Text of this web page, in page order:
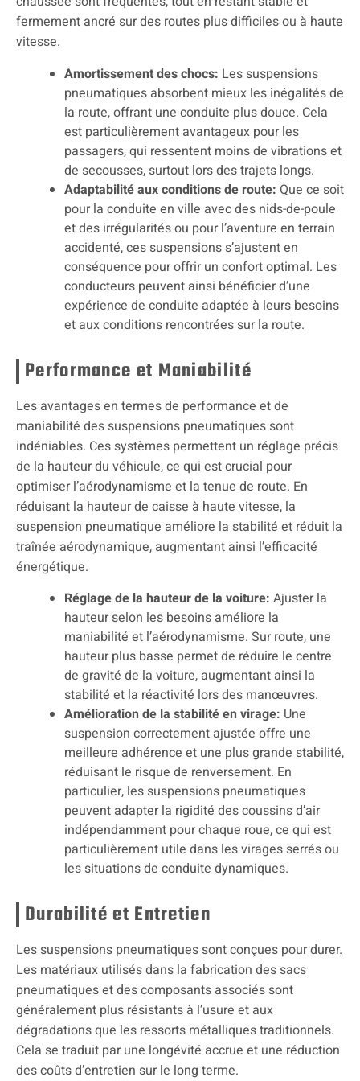
fermement ancré sur des routes plus difficiles ou à haute
vitesse.
Amortissement des chocs: Les suspensions
pneumatiques absorbent mieux les inégalités de
la route, offrant une conduite plus douce. Cela
est particulièrement avantageux pour les
passagers, qui ressentent moins de vibrations et
de secousses, surtout lors des trajets longs.
Adaptabilité aux conditions de route: Que ce soit
pour la conduite en ville avec des nids-de-poule
et des irrégularités ou pour l’aventure en terrain
accidenté, ces suspensions s’ajustent en
conséquence pour offrir un confort optimal. Les
conducteurs peuvent ainsi bénéficier d’une
expérience de conduite adaptée à leurs besoins
et aux conditions rencontrées sur la route.
Performance et Maniabilité
Les avantages en termes de performance et de
maniabilité des suspensions pneumatiques sont
indéniables. Ces systèmes permettent un réglage précis
de la hauteur du véhicule, ce qui est crucial pour
optimiser l’aérodynamisme et la tenue de route. En
réduisant la hauteur de caisse à haute vitesse, la
suspension pneumatique améliore la stabilité et réduit la
traînée aérodynamique, augmentant ainsi l’efficacité
énergétique.
Réglage de la hauteur de la voiture: Ajuster la
hauteur selon les besoins améliore la
maniabilité et l’aérodynamisme. Sur route, une
hauteur plus basse permet de réduire le centre
de gravité de la voiture, augmentant ainsi la
stabilité et la réactivité lors des manœuvres.
Amélioration de la stabilité en virage: Une
suspension correctement ajustée offre une
meilleure adhérence et une plus grande stabilité,
réduisant le risque de renversement. En
particulier, les suspensions pneumatiques
peuvent adapter la rigidité des coussins d’air
indépendamment pour chaque roue, ce qui est
particulièrement utile dans les virages serrés ou
les situations de conduite dynamiques.
Durabilité et Entretien
Les suspensions pneumatiques sont conçues pour durer.
Les matériaux utilisés dans la fabrication des sacs
pneumatiques et des composants associés sont
généralement plus résistants à l’usure et aux
dégradations que les ressorts métalliques traditionnels.
Cela se traduit par une longévité accrue et une réduction
des coûts d’entretien sur le long terme.